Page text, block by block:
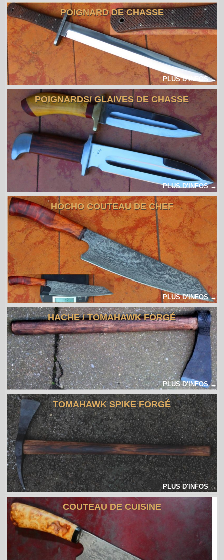
POIGNARD DE CHASSE
PLUS D'INFOS →
POIGNARDS/ GLAIVES DE CHASSE
PLUS D'INFOS →
HOCHO COUTEAU DE CHEF
PLUS D'INFOS →
HACHE / TOMAHAWK FORGÉ
PLUS D'INFOS →
TOMAHAWK SPIKE FORGÉ
PLUS D'INFOS →
COUTEAU DE CUISINE